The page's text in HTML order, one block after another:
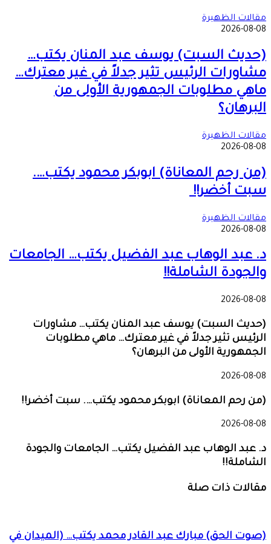
مقالات الظهيرة
2026-08-08
(حديث السبت) يوسف عبد المنان يكتب…
مشاورات الرئيس تثير جدلاً في غير معترك…
ماهي مطلوبات الجمهورية الأولى من
البرهان؟
مقالات الظهيرة
2026-08-08
(من رحم المعاناة) ابوبكر محمود يكتب….
سبت أخضر!!
مقالات الظهيرة
2026-08-08
د. عبد الوهاب عبد الفضيل يكتب… الجامعات
والجودة الشاملة!!
2026-08-08
(حديث السبت) يوسف عبد المنان يكتب… مشاورات
الرئيس تثير جدلاً في غير معترك… ماهي مطلوبات
الجمهورية الأولى من البرهان؟
2026-08-08
(من رحم المعاناة) ابوبكر محمود يكتب…. سبت أخضر!!
2026-08-08
د. عبد الوهاب عبد الفضيل يكتب… الجامعات والجودة
الشاملة!!
مقالات ذات صلة
(صوت الحق) مبارك عبد القادر محمد يكتب… (الميدان في